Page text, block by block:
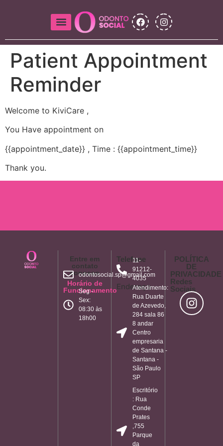
Patient Appointment
Reminder
Welcome to KiviCare ,
You Have appointment on
{{appointment_date}} , Time : {{appointment_time}}
Thank you.
Entre em
contato
conosco
odontosocial.sp@gmail.com
Horário de
Funcionamento
Seg -
Sex:
08:30 às
18h00
Telefone
11-
91212-
4035
Endereço
Atendimento:
Rua Duarte
de Azevedo,
284 sala 86
8 andar
Centro
empresaria
de Santana -
Santana -
São Paulo
SP
Escritório
: Rua
Conde
Prates
,755
Parque
da
POLÍTICA
DE
PRIVACIDADE
Redes
Sociais